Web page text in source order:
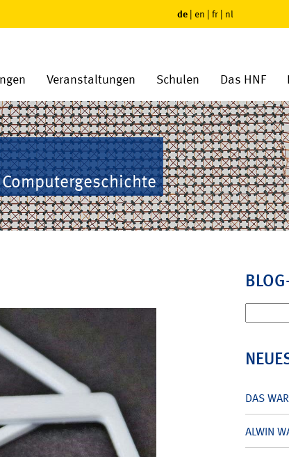
de | en | fr | nl
Veranstaltungen Schulen Das HNF
nach:
DAS
ALWIN